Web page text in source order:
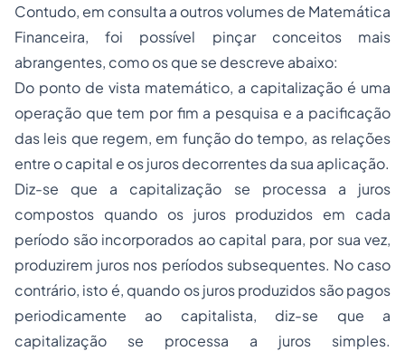
Contudo, em consulta a outros volumes de Matemática
Financeira, foi possível pinçar conceitos mais
abrangentes, como os que se descreve abaixo:
Do ponto de vista matemático, a capitalização é uma
operação que tem por fim a pesquisa e a pacificação
das leis que regem, em função do tempo, as relações
entre o capital e os juros decorrentes da sua aplicação.
Diz-se que a capitalização se processa a juros
compostos quando os juros produzidos em cada
período são incorporados ao capital para, por sua vez,
produzirem juros nos períodos subsequentes. No caso
contrário, isto é, quando os juros produzidos são pagos
periodicamente ao capitalista, diz-se que a
capitalização se processa a juros simples.